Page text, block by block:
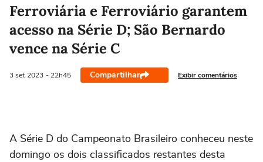
Selecione o time para ver as notícias
Ferroviária e Ferroviário garantem
acesso na Série D; São Bernardo
vence na Série C
3 set 2023 - 22h45 Compartilhar Exibir comentários
A Série D do Campeonato Brasileiro conheceu neste
domingo os dois classificados restantes desta